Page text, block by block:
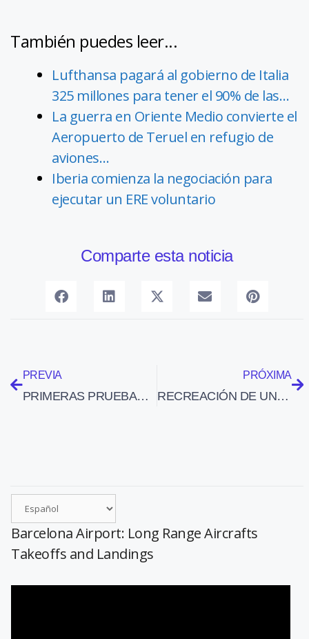
También puedes leer...
Lufthansa pagará al gobierno de Italia
325 millones para tener el 90% de las…
La guerra en Oriente Medio convierte el
Aeropuerto de Teruel en refugio de
aviones…
Iberia comienza la negociación para
ejecutar un ERE voluntario
Comparte esta noticia
PREVIA
PRIMERAS PRUEBAS EN TIERRA DEL AIRBUS A400M ANTES DE QUE REALICE SU PRIMER VUELO
PRÓXIMA
RECREACIÓN DE UN BOMBARDEO EN EL AERÓDROMO DE ELS MONJOS EN 1938
Barcelona Airport: Long Range Aircrafts
Takeoffs and Landings